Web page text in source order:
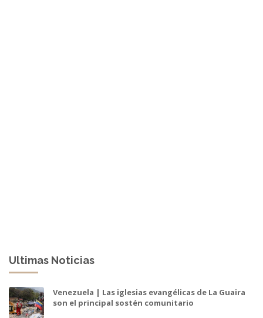
Ultimas Noticias
Venezuela | Las iglesias evangélicas de La Guaira
son el principal sostén comunitario